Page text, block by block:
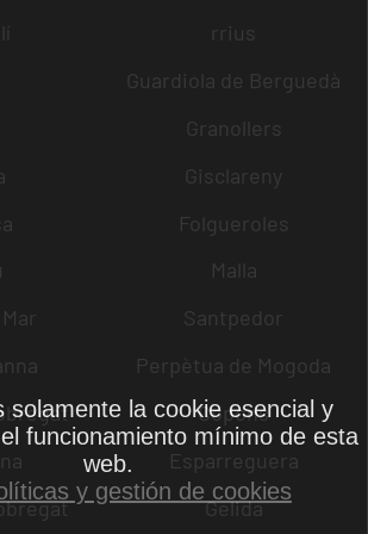
rrius
Guardiola de Berguedà
Granollers
Gisclareny
Folgueroles
Malla
Santpedor
Perpètua de Mogoda
Copons
Esparreguera
Gelida
solamente la cookie esencial y
funcionamiento mínimo de esta
web.
y gestión de cookies